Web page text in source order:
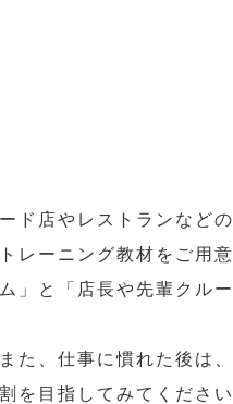
ド店やレストランなど
ーニング教材をご用
」と「店長や先輩クル
、仕事に慣れた後は
を目指してみてください